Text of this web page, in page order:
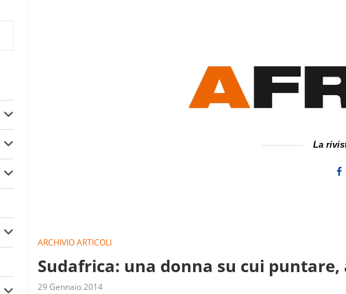
La
ARCHIVIO ARTICOLI
Sudafrica: una donna su cui puntare,
29 Gennaio 2014